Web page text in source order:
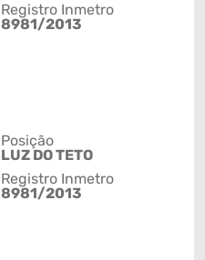
Registro Inmetro
8981/2013
Posição
LUZ DO TETO
Registro Inmetro
8981/2013